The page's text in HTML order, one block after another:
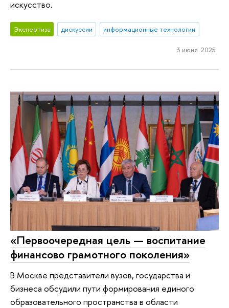
искусство.
Экспертиза дискуссии информационные технологии
3 июня 2025
«Первоочередная цель — воспитание
финансово грамотного поколения»
В Москве представители вузов, государства и
бизнеса обсудили пути формирования единого
образовательного пространства в области